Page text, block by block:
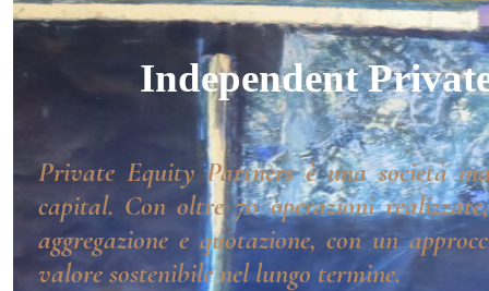
Independent
Private Equity Partners è una società
capital. Con oltre 70 operazioni
aggregazione e quotazione, con un
valore sostenibile nel lungo termine.